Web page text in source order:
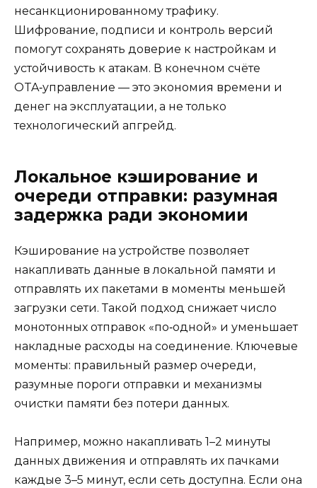
несанкционированному трафику.
Шифрование, подписи и контроль версий
помогут сохранять доверие к настройкам и
устойчивость к атакам. В конечном счёте
OTA‑управление — это экономия времени и
денег на эксплуатации, а не только
технологический апгрейд.
Локальное кэширование и
очереди отправки: разумная
задержка ради экономии
Кэширование на устройстве позволяет
накапливать данные в локальной памяти и
отправлять их пакетами в моменты меньшей
загрузки сети. Такой подход снижает число
монотонных отправок «по‑одной» и уменьшает
накладные расходы на соединение. Ключевые
моменты: правильный размер очереди,
разумные пороги отправки и механизмы
очистки памяти без потери данных.
Например, можно накапливать 1–2 минуты
данных движения и отправлять их пачками
каждые 3–5 минут, если сеть доступна. Если она